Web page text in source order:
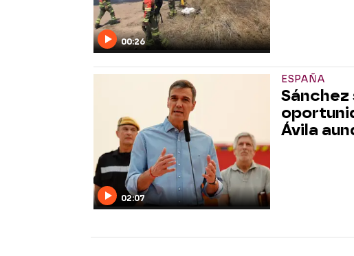
00:26
02:07
ESPAÑA
Sánchez
Ávila